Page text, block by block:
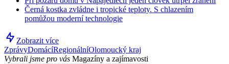
Černá kostka zvládne i tropické teploty. S chlazením
pomůžou moderní technologie
Zobrazit více
ZprávyDomácíRegionálníOlomoucký kraj
Vybrali jsme pro vás Magazíny a zajímavosti